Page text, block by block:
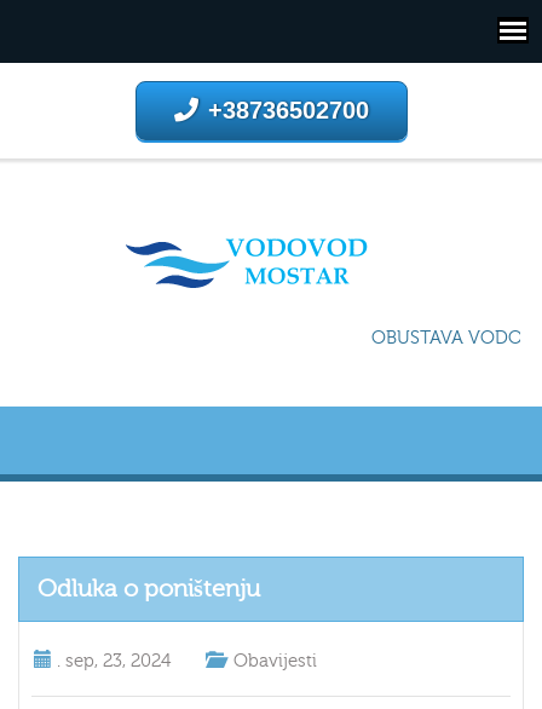
+38736502700
OBUSTAVA
Odluka o poništenju
. sep, 23, 2024 Obavijesti